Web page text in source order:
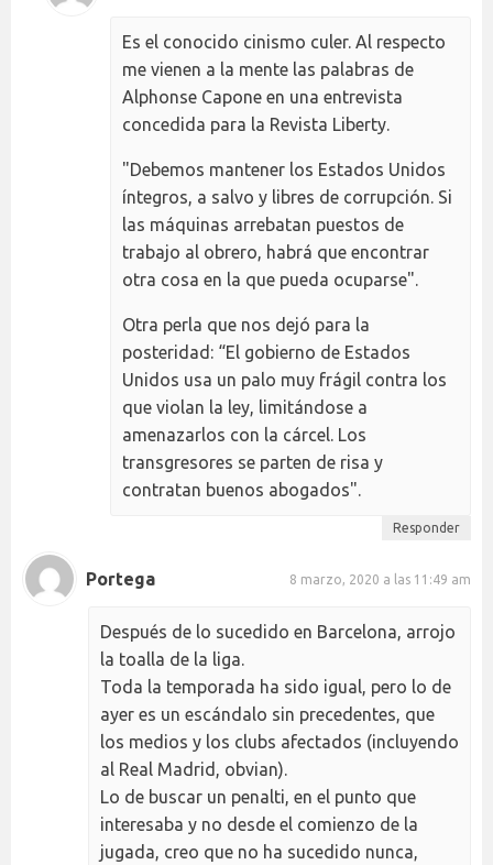
Es el conocido cinismo culer. Al respecto
me vienen a la mente las palabras de
Alphonse Capone en una entrevista
concedida para la Revista Liberty.
"Debemos mantener los Estados Unidos
íntegros, a salvo y libres de corrupción. Si
las máquinas arrebatan puestos de
trabajo al obrero, habrá que encontrar
otra cosa en la que pueda ocuparse".
Otra perla que nos dejó para la
posteridad: “El gobierno de Estados
Unidos usa un palo muy frágil contra los
que violan la ley, limitándose a
amenazarlos con la cárcel. Los
transgresores se parten de risa y
contratan buenos abogados".
Responder
Portega 8 marzo, 2020 a las 11:49 am
Después de lo sucedido en Barcelona, arrojo
la toalla de la liga.
Toda la temporada ha sido igual, pero lo de
ayer es un escándalo sin precedentes, que
los medios y los clubs afectados (incluyendo
al Real Madrid, obvian).
Lo de buscar un penalti, en el punto que
interesaba y no desde el comienzo de la
jugada, creo que no ha sucedido nunca,